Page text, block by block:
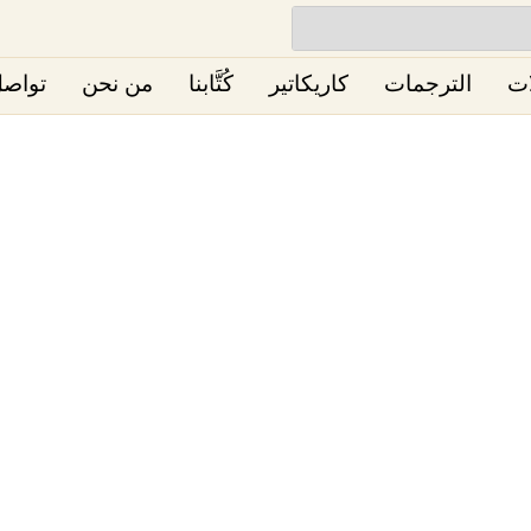
الترجمات كاريكاتير كُتَّابنا من نحن